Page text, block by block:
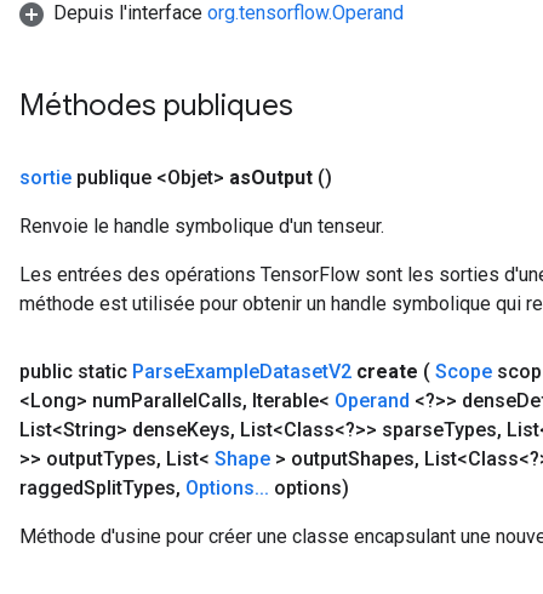
Depuis l'interface org.tensorflow.Operand
Méthodes publiques
sortie publique <Objet> asOutput ()
Renvoie le handle symbolique d'un tenseur.
Les entrées des opérations TensorFlow sont les sorties
méthode est utilisée pour obtenir un handle symbolique qui
public static ParseExampleDatasetV2 create ( Scope
<Long> numParallelCalls, Iterable< Operand <?>> dense
List<String> denseKeys, List<Class<?>> sparseTypes,
>> outputTypes, List< Shape > outputShapes,
raggedSplitTypes, Options... options)
Méthode d'usine pour créer une classe encapsulant une